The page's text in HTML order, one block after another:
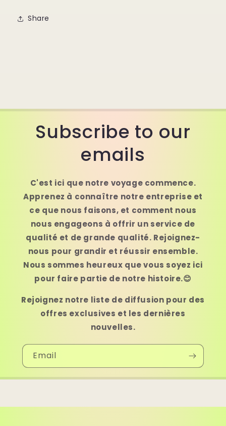
Share
Subscribe to our
emails
C'est ici que notre voyage commence.
Apprenez à connaître notre entreprise et
ce que nous faisons, et comment nous
nous engageons à offrir un service de
qualité et de grande qualité. Rejoignez-
nous pour grandir et réussir ensemble.
Nous sommes heureux que vous soyez ici
pour faire partie de notre histoire.😊
Rejoignez notre liste de diffusion pour des
offres exclusives et les dernières
nouvelles.
Email